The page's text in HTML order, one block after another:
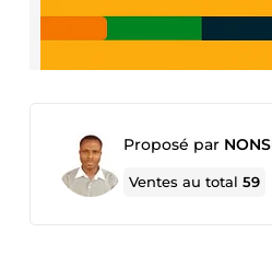
Proposé par
Ventes au total59